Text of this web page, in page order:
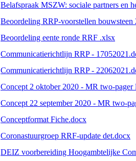
Belafspraak MSZW: sociale partners en
Beoordeling RRP-voorstellen bouwsteen
Beoordeling eente ronde RRF .xlsx
Communicatierichtlijn RRP -
Communicatierichtlijn RRP -
Concept 2 oktober 2020 - MR two-pager
Concept 22 september 2020 - MR two-
Conceptformat Fiche.docx
Coronastuurgroep RRF-update det.docx
DEIZ voorbereiding Hoogambtelijke